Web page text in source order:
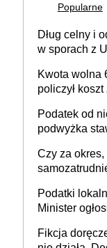
Popularne
Dług celny i
w sporach z
Kwota wolna
policzył
Podatek od
podwyżka
budynków i
Czy za okres,
umowy
racjonalnym
Podatki
Minister
Fikcja